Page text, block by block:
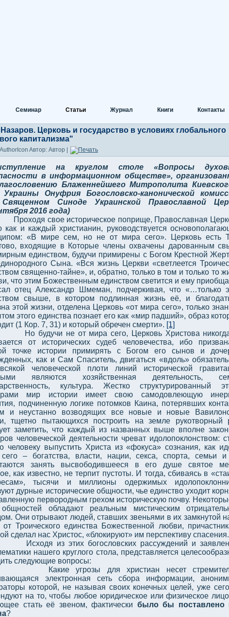
Семинар Статьи Журнал Книги Контакты
Церковь и государство в условиях глобального
капитализма"
Автор: Автор |
на круглом столе «Вопросы
в информационном обществе»,
Блаженнейшего Митрополита
Украины Онуфрия Богословско-канонической
Синоде Украинской Православной
2016 года)
Проходя свое историческое поприще, Православная
как и каждый христианин, руководствуется
«В мире сем, но не от мира сего». Церковь есть
входящие в Которые члены охвачены дарованным
единством, будучи примирены с Богом Крестной
Сына. «Вся жизнь Церкви «светлеется
священно-тайне», и, обратно, только в том и только то
что этим Божественным единством светится и ему
отец Александр Шмеман, подчеркивая, что «…только
свыше, в котором подлинная жизнь её, и
этой жизни, отделена Церковь «от мира сего», только
этого единства познает его как «мир падший», образ
(1 Кор. 7, 31) и который обречен смерти». [1]
Но будучи не от мира сего, Церковь Христова
от исторических судеб человечества, ибо
точке истории примирять с Богом его сынов и
как и Сам Спаситель, двигаться «вдоль»
человеческой плоти линий исторической
являются хозяйственная деятельность,
культура. Жестко структурированный
мир истории имеет свою самодовлеющую
подчиненную логике потомков Каина, потерявших
и неустанно возводящих все новые и новые
тщетно пытающихся построить на земле рукотворный
заметить, что каждый из названных выше вполне
человеческой деятельности чреват идолопоклонством:
человеку выпустить Христа из «фокуса» сознания, как
– богатства, власти, нации, секса, спорта, семьи
занять высвободившееся в его душе святое
как известно, не терпит пустоты. И тогда, сбиваясь в
тысячи и миллионы одержимых
дурные исторические общности, чье единство уходит
первородным грехом историческую почву.
обладают реальным мистическим
Они отрывают людей, ставших звеньями в их замкнутой
от Троического единства Божественной любви,
сделал нас Христос, «блокируют» им перспективу спасения.
Исходя из этих богословских рассуждений и
нашего круглого стола, представляется
следующие вопросы:
Какие угрозы для христиан несет
электронная сеть сбора информации,
которой, не называя своих конечных целей, уже
на то, чтобы любое юридическое или физическое
стать её звеном, фактически было бы поставлено
?